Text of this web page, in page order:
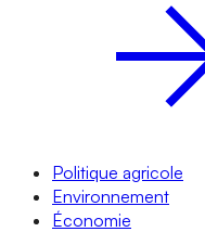
Politique agricole
Environnement
Économie